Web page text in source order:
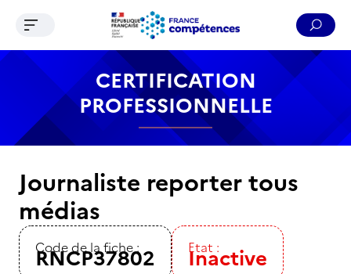
Contenu Recherche Menu Pied de page
Ouvrir le menu de navigation
CERTIFICATION
PROFESSIONNELLE
Journaliste reporter tous
médias
Code de la fiche :
RNCP37802 Etat :
Inactive